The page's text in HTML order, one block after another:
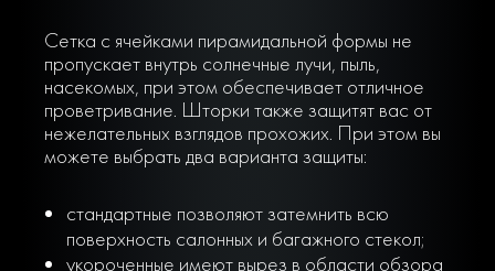
Сетка с ячейками пирамидальной формы не
пропускает внутрь солнечные лучи, пыль,
насекомых, при этом обеспечивает отличное
проветривание. Шторки также защитят вас от
нежелательных взглядов прохожих. При этом вы
можете выбрать два варианта защиты:
стандартные позволяют затемнить всю
поверхность салонных и багажного стекол;
укороченные имеют вырез в области обзора